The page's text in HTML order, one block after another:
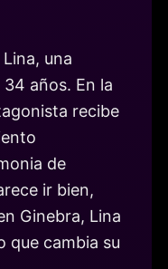
una
años. En la
recibe
de
ir bien,
Ginebra, Lina
que cambia su